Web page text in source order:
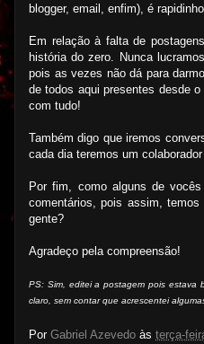
blogger, email, enfim), é
Em relação à falta de
história do zero. Nunca
pois as vezes não dá para
de todos aqui presentes desde
com tudo!
Também digo que iremos
cada dia teremos um
Por fim, como alguns de
comentários, pois assim,
gente?
Agradeço pela compreensão!
PS: Sim, editei a postagem pois estava
claro, sem contar que acrescentei
Por Gabriel Azevedo às terça-